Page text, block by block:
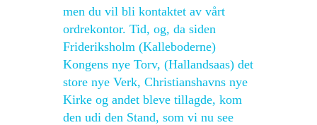
men du vil bli kontaktet av vårt
ordrekontor. Tid, og, da siden
Frideriksholm (Kalleboderne)
Kongens nye Torv, (Hallandsaas) det
store nye Verk, Christianshavns nye
Kirke og andet bleve tillagde, kom
den udi den Stand, som vi nu see